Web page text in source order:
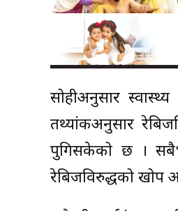
सोहीअनुसार
तथ्यांकअनुसार
पुगिसकेको छ ।
रेबिजविरुद्धको खोप